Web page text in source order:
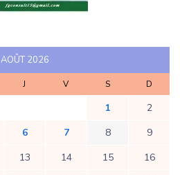
AOÛT 2026
J V S D
1
2
6 7 8
9
13 14 15
16